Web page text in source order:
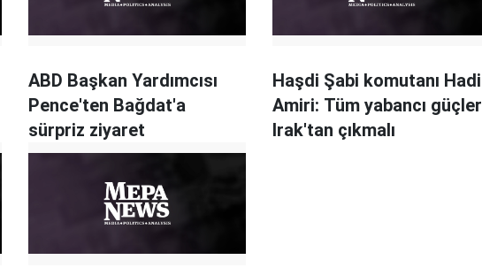
ABD Başkan Yardımcısı
Pence'ten Bağdat'a
sürpriz ziyaret
Haşdi Şabi komutanı Hadi
Amiri: Tüm yabancı güçler
Irak'tan çıkmalı